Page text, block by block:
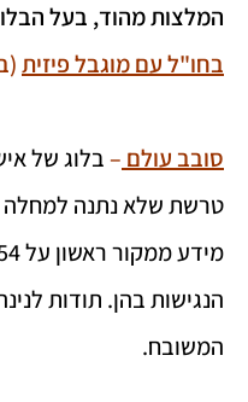
המלצות מהוד, בעל
בחו"ל עם מוגבל פיזית
סובב עולם –בלוג של
טרשת שלא נתנה למחלה
הנגישות בהן. תודות
המשובח.